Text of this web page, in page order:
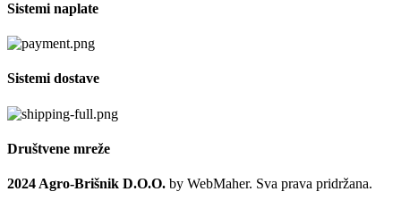
Sistemi naplate
Sistemi dostave
Društvene mreže
2024 Agro-Brišnik D.O.O. by WebMaher. Sva prava pridržana.